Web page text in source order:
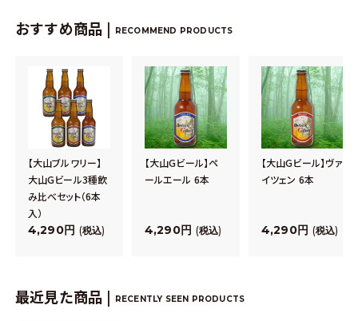
おすすめ商品 | RECOMMEND PRODUCTS
【大山ブルワリー】
大山Gビール3種飲
み比べセット（6本
入）
4,290 税込
【大山Gビール】ペ
ールエール 6本
4,290 税込
【大山Gビール】ヴァ
イツェン 6本
4,290 税込
最近見た商品 | RECENTLY SEEN PRODUCTS